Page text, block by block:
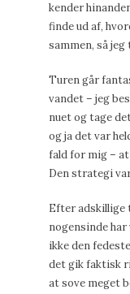
kender
finde ud af,
sammen, så
Turen går
vandet – jeg
nuet og tage
og ja det var
fald for mig –
Den strategi
Efter adskillige
nogensinde
ikke den
det gik faktisk
at sove meget